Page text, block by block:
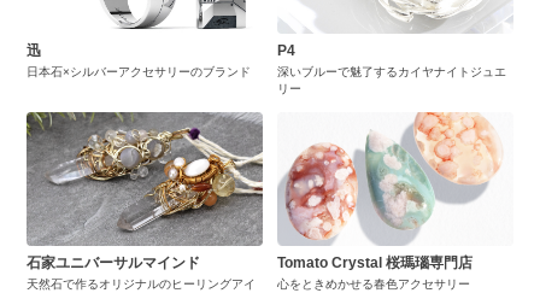
迅
日本石×シルバーアクセサリーのブランド
P4
深いブルーで魅了するカイヤナイトジュエ
リー
石家ユニバーサルマインド
天然石で作るオリジナルのヒーリングアイ
Tomato Crystal 桜瑪瑙専門店
心をときめかせる春色アクセサリー